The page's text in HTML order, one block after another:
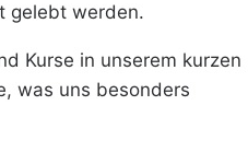
gelebt werden.
Kurse in unserem kurzen
was uns besonders